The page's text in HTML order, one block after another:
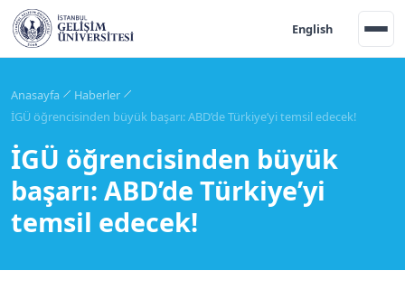
English
Anasayfa
Haberler
İGÜ öğrencisinden büyük başarı: ABD’de Türkiye’yi temsil edecek!
İGÜ öğrencisinden büyük
başarı: ABD’de Türkiye’yi
temsil edecek!